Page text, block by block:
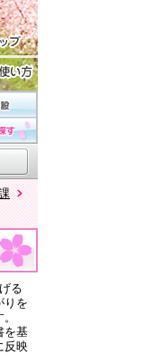
る
りを
を基
反映